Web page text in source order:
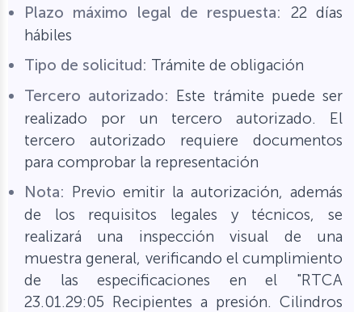
Plazo máximo legal de respuesta:
22 días
hábiles
Tipo de solicitud: Trámite de obligación
Tercero autorizado: Este trámite puede ser
realizado por un tercero autorizado. El
tercero autorizado requiere documentos
para comprobar la representación
Nota: Previo emitir la autorización, además
de los requisitos legales y técnicos, se
realizará una inspección visual de una
muestra general, verificando el cumplimiento
de las especificaciones en el "RTCA
23.01.29:05 Recipientes a presión. Cilindros